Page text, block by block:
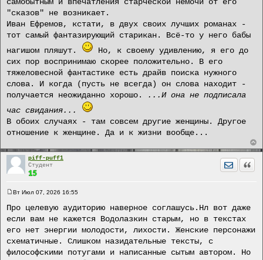
самобытным и впечатления старческой немочи от его
"сказов" не возникает.
Иван Ефремов, кстати, в двух своих лучших романах -
тот самый фантазирующий старикан. Всё-то у него бабы
нагишом пляшут.
Но, к своему удивлению, я его до
сих пор воспринимаю скорее положительно. В его
тяжеловесной фантастике есть драйв поиска нужного
слова. И когда (пусть не всегда) он слова находит -
получается неожиданно хорошо.
...И она не подписала
час свидания...
В обоих случаях - там совсем другие женщины. Другое
отношение к женщине. Да и к жизни вообще...
piff-puff1
Студент
о
б
н
е
Вт Июл 07, 2026 16:55
Про целевую аудиторию наверное соглашусь.Нл вот даже
если вам не кажется Водолазкин старым, но в текстах
его нет энергии молодости, лихости. Женские персонажи
схематичные. Слишком назидательные тексты, с
философскими потугами и написанные сытым автором. Но